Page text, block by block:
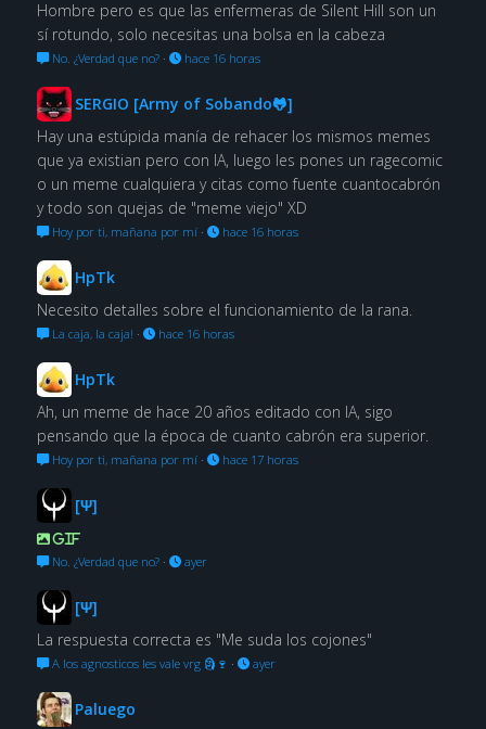
Hombre pero es que las enfermeras de Silent Hill son un
sí rotundo, solo necesitas una bolsa en la cabeza
No. ¿Verdad que no?· hace 16 horas
SERGIO [Army of Sobando🐸]
Hay una estúpida manía de rehacer los mismos memes
que ya existian pero con IA, luego les pones un ragecomic
o un meme cualquiera y citas como fuente cuantocabrón
y todo son quejas de "meme viejo" XD
Hoy por ti, mañana por mí· hace 16 horas
HpTk
Necesito detalles sobre el funcionamiento de la rana.
La caja, la caja! · hace 16 horas
HpTk
Ah, un meme de hace 20 años editado con IA, sigo
pensando que la época de cuanto cabrón era superior.
Hoy por ti, mañana por mí· hace 17 horas
[Ψ]
GIF
No. ¿Verdad que no?· ayer
[Ψ]
La respuesta correcta es "Me suda los cojones"
A los agnosticos les vale vrg 🗿🍷 · ayer
Paluego